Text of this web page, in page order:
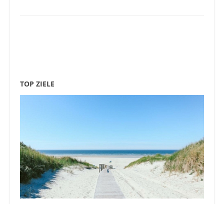
TOP ZIELE